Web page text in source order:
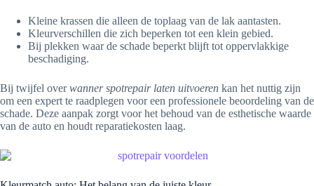
Kleine krassen die alleen de toplaag van de lak aantasten.
Kleurverschillen die zich beperken tot een klein gebied.
Bij plekken waar de schade beperkt blijft tot oppervlakkige
beschadiging.
Bij twijfel overwanner spotrepair laten uitvoeren kan het nuttig zijn
om een expert te raadplegen voor een professionele beoordeling van de
schade. Deze aanpak zorgt voor het behoud van de esthetische waarde
van de auto en houdt reparatiekosten laag.